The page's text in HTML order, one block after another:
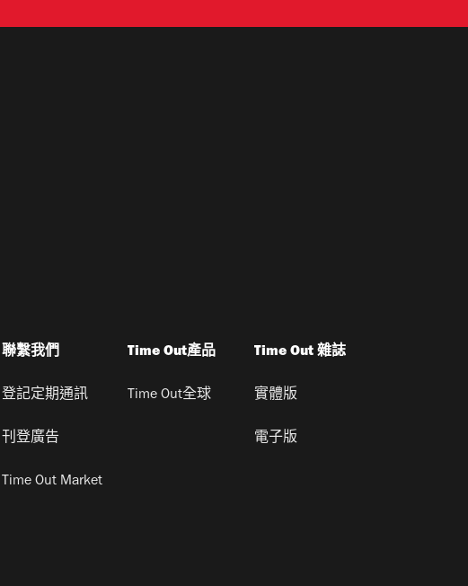
聯繫我們
登記定期通訊
刊登廣告
Time Out Market
Time Out產品
Time Out全球
Time Out 雜誌
實體版
電子版